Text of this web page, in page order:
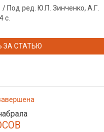
Под ред. Ю.П. Зинченко, А.Г.
с.
ЗА СТАТЬЮ